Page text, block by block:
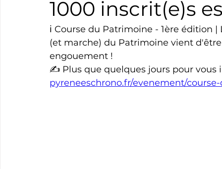
Cyclotourisme Surf Basket
1000 inscrit(e)s
ℹ️ Course du Patrimoine - 1ère édition
(et marche) du Patrimoine vient
engouement !
✍️ Plus que quelques jours pour vous
pyreneeschrono.fr/evenement/